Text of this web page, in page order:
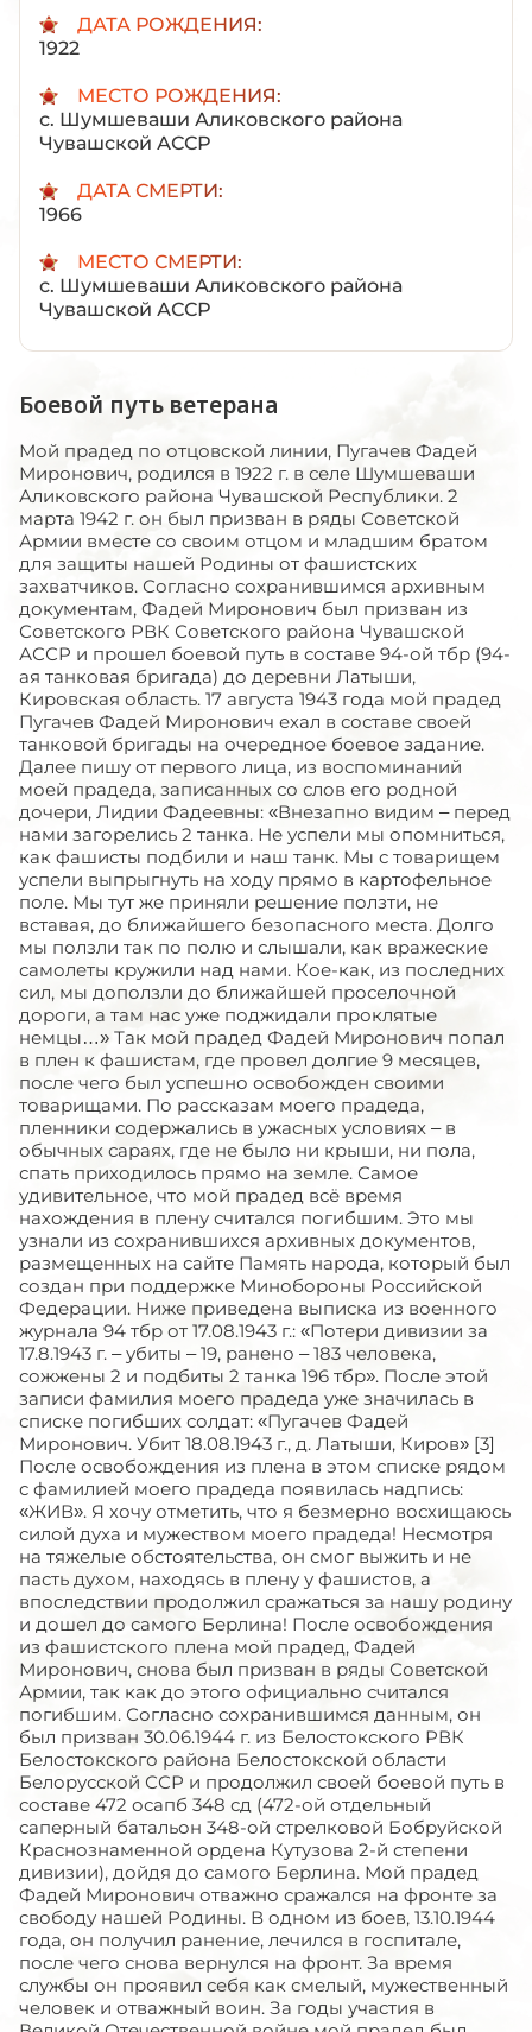
ДАТА РОЖДЕНИЯ:
1922
МЕСТО РОЖДЕНИЯ:
с. Шумшеваши Аликовского района
Чувашской АССР
ДАТА СМЕРТИ:
1966
МЕСТО СМЕРТИ:
с. Шумшеваши Аликовского района
Чувашской АССР
Боевой путь ветерана
Мой прадед по отцовской линии, Пугачев Фадей
Миронович, родился в 1922 г. в селе Шумшеваши
Аликовского района Чувашской Республики. 2
марта 1942 г. он был призван в ряды Советской
Армии вместе со своим отцом и младшим братом
для защиты нашей Родины от фашистских
захватчиков. Согласно сохранившимся архивным
документам, Фадей Миронович был призван из
Советского РВК Советского района Чувашской
АССР и прошел боевой путь в составе 94-ой тбр (94-
ая танковая бригада) до деревни Латыши,
Кировская область. 17 августа 1943 года мой прадед
Пугачев Фадей Миронович ехал в составе своей
танковой бригады на очередное боевое задание.
Далее пишу от первого лица, из воспоминаний
моей прадеда, записанных со слов его родной
дочери, Лидии Фадеевны: «Внезапно видим – перед
нами загорелись 2 танка. Не успели мы опомниться,
как фашисты подбили и наш танк. Мы с товарищем
успели выпрыгнуть на ходу прямо в картофельное
поле. Мы тут же приняли решение ползти, не
вставая, до ближайшего безопасного места. Долго
мы ползли так по полю и слышали, как вражеские
самолеты кружили над нами. Кое-как, из последних
сил, мы доползли до ближайшей проселочной
дороги, а там нас уже поджидали проклятые
немцы…» Так мой прадед Фадей Миронович попал
в плен к фашистам, где провел долгие 9 месяцев,
после чего был успешно освобожден своими
товарищами. По рассказам моего прадеда,
пленники содержались в ужасных условиях – в
обычных сараях, где не было ни крыши, ни пола,
спать приходилось прямо на земле. Самое
удивительное, что мой прадед всё время
нахождения в плену считался погибшим. Это мы
узнали из сохранившихся архивных документов,
размещенных на сайте Память народа, который был
создан при поддержке Минобороны Российской
Федерации. Ниже приведена выписка из военного
журнала 94 тбр от 17.08.1943 г.: «Потери дивизии за
17.8.1943 г. – убиты – 19, ранено – 183 человека,
сожжены 2 и подбиты 2 танка 196 тбр». После этой
записи фамилия моего прадеда уже значилась в
списке погибших солдат: «Пугачев Фадей
Миронович. Убит 18.08.1943 г., д. Латыши, Киров» [3]
После освобождения из плена в этом списке рядом
с фамилией моего прадеда появилась надпись:
«ЖИВ». Я хочу отметить, что я безмерно восхищаюсь
силой духа и мужеством моего прадеда! Несмотря
на тяжелые обстоятельства, он смог выжить и не
пасть духом, находясь в плену у фашистов, а
впоследствии продолжил сражаться за нашу родину
и дошел до самого Берлина! После освобождения
из фашистского плена мой прадед, Фадей
Миронович, снова был призван в ряды Советской
Армии, так как до этого официально считался
погибшим. Согласно сохранившимся данным, он
был призван 30.06.1944 г. из Белостокского РВК
Белостокского района Белостокской области
Белорусской ССР и продолжил своей боевой путь в
составе 472 осапб 348 сд (472-ой отдельный
саперный батальон 348-ой стрелковой Бобруйской
Краснознаменной ордена Кутузова 2-й степени
дивизии), дойдя до самого Берлина. Мой прадед
Фадей Миронович отважно сражался на фронте за
свободу нашей Родины. В одном из боев, 13.10.1944
года, он получил ранение, лечился в госпитале,
после чего снова вернулся на фронт. За время
службы он проявил себя как смелый, мужественный
человек и отважный воин. За годы участия в